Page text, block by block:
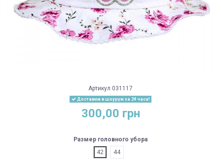
Артикул 031117
Доставим в шоурум за 24 часа!
300,00 грн
Размер головного убора
42
44